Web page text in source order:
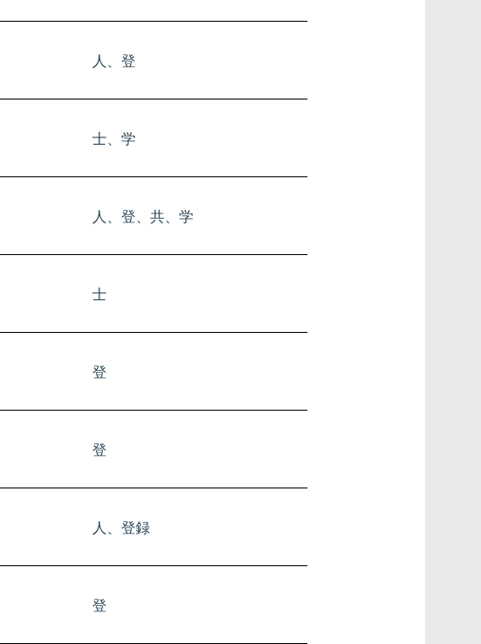
土
他
他
他
登 ： 登録支援機関
学 ： 学校関係
人、登
士、学
人、登、共、学
士
登
登
人、登録
​登